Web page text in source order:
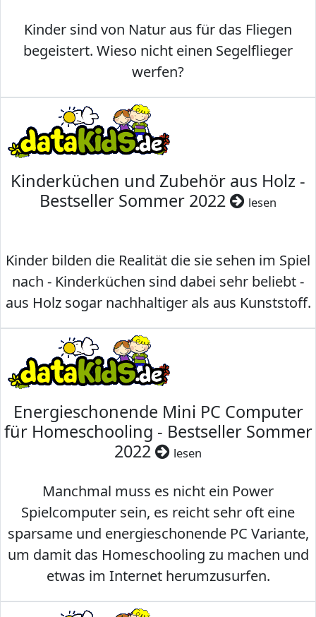
Kinder sind von Natur aus für das Fliegen
begeistert. Wieso nicht einen Segelflieger
werfen?
Kinderküchen und Zubehör aus Holz -
Bestseller Sommer 2022
lesen
Kinder bilden die Realität die sie sehen im Spiel
nach - Kinderküchen sind dabei sehr beliebt -
aus Holz sogar nachhaltiger als aus Kunststoff.
Energieschonende Mini PC Computer
für Homeschooling - Bestseller Sommer
2022
lesen
Manchmal muss es nicht ein Power
Spielcomputer sein, es reicht sehr oft eine
sparsame und energieschonende PC Variante,
um damit das Homeschooling zu machen und
etwas im Internet herumzusurfen.